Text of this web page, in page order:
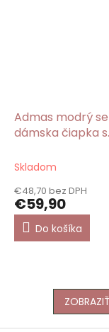
Admas modrý
dámska čiapka s
šál
Skladom
€48,70 bez DPH
€59,90
Do košíka